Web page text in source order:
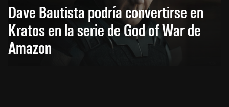
Dave Bautista podría convertirse en
Kratos en la serie de God of War de
Amazon